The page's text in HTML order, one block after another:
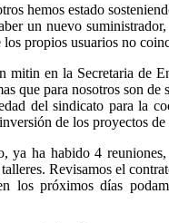
hemos estado
un nuevo
los propios usuarios no
mitin en la Secretaria de
que para nosotros son
del sindicato para la
de los proyectos
ya ha habido 4
Revisamos el
los próximos días